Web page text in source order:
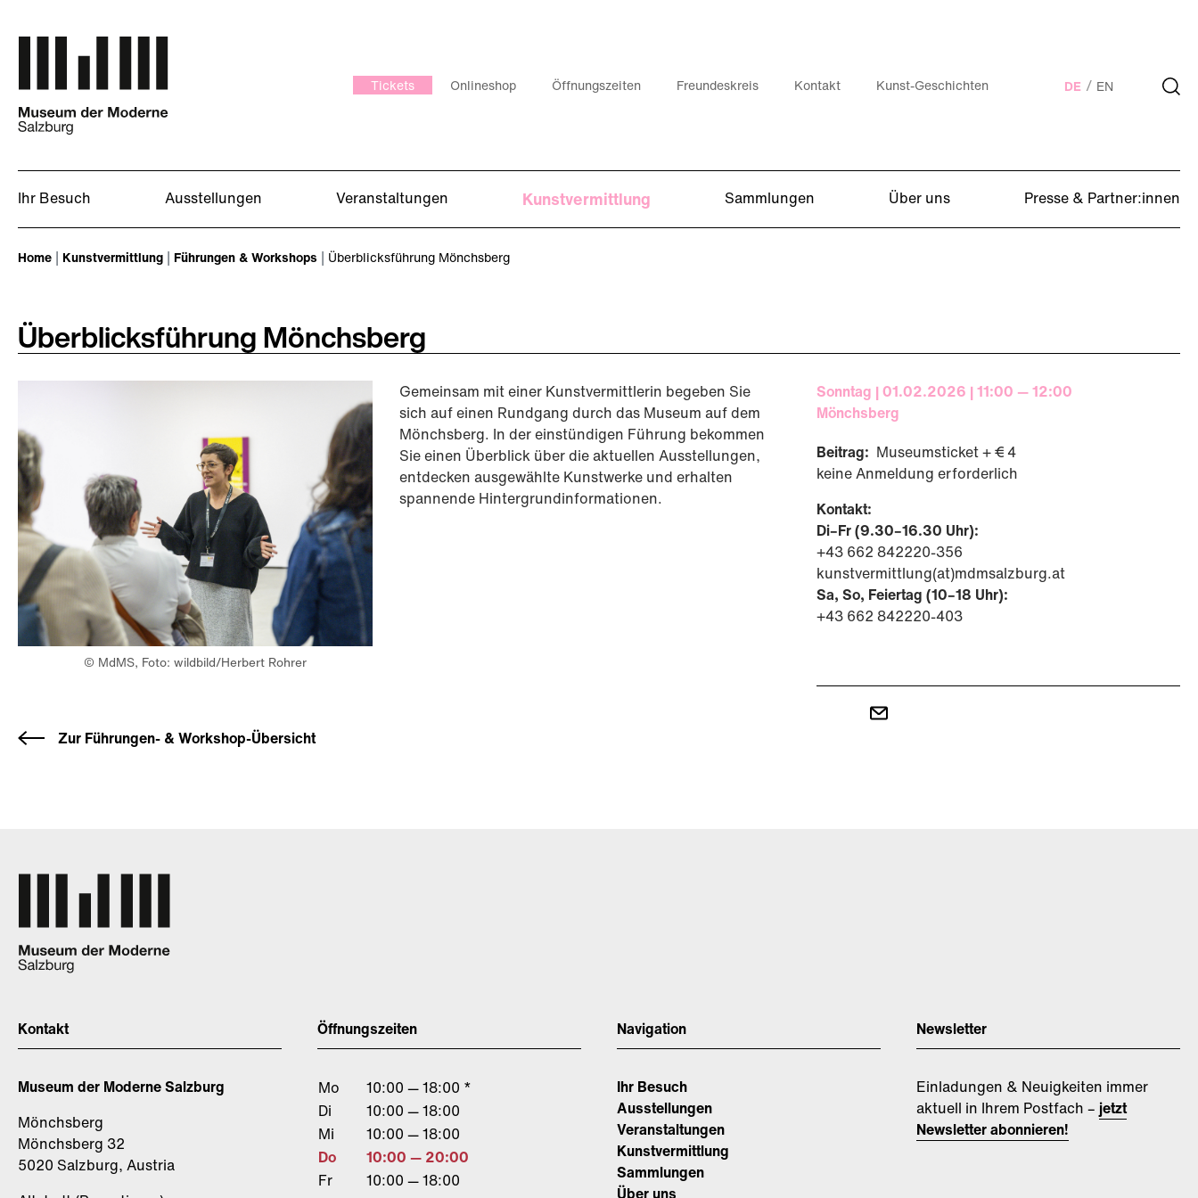
Tickets Onlineshop Öffnungszeiten Freundeskreis Kontakt Kunst-Geschichten DE EN
Ihr Besuch Ausstellungen Veranstaltungen Kunstvermittlung Sammlungen Über uns
Presse & Partner:innen
Home Kunstvermittlung Führungen & Workshops Überblicksführung Mönchsberg
Überblicksführung Mönchsberg
© MdMS, Foto: wildbild/Herbert Rohrer
Gemeinsam mit einer Kunstvermittlerin begeben Sie
sich auf einen Rundgang durch das Museum auf dem
Mönchsberg. In der einstündigen Führung bekommen
Sie einen Überblick über die aktuellen Ausstellungen,
entdecken ausgewählte Kunstwerke und erhalten
spannende Hintergrundinformationen.
Sonntag | 01.02.2026 | 11:00 — 12:00
Mönchsberg
Beitrag: Museumsticket + € 4
keine Anmeldung erforderlich
Kontakt:
Di–Fr (9.30–16.30 Uhr):
+43 662 842220-356
kunstvermittlung(at)mdmsalzburg.at
Sa, So, Feiertag (10–18 Uhr):
+43 662 842220-403
Zur Führungen- & Workshop-Übersicht
Kontakt
Museum der Moderne Salzburg
Mönchsberg
Mönchsberg 32
5020 Salzburg, Austria
Öffnungszeiten
Mo
10:00 — 18:00 *
Di
10:00 — 18:00
Mi
10:00 — 18:00
Do
10:00 — 20:00
Fr
10:00 — 18:00
Navigation
Ihr Besuch
Ausstellungen
Veranstaltungen
Kunstvermittlung
Sammlungen
Über uns
Newsletter
Einladungen & Neuigkeiten immer
aktuell in Ihrem Postfach – jetzt
Newsletter abonnieren!